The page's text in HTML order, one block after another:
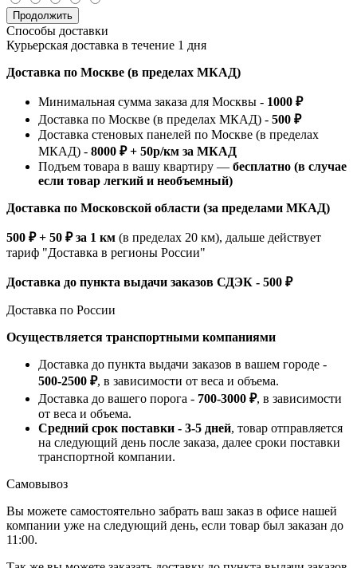
Продолжить
Способы доставки
Курьерская доставка в течение 1 дня
Доставка по Москве (в пределах МКАД)
Минимальная сумма заказа для Москвы - 1000 ₽
Доставка по Москве (в пределах МКАД) - 500 ₽
Доставка стеновых панелей по Москве (в пределах
МКАД) - 8000 ₽ + 50р/км за МКАД
Подъем товара в вашу квартиру — бесплатно (в случае
если товар легкий и необъемный)
Доставка по Московской области (за пределами МКАД)
500 ₽ + 50 ₽ за 1 км (в пределах 20 км), дальше действует
тариф "Доставка в регионы России"
Доставка до пункта выдачи заказов СДЭК - 500 ₽
Доставка по России
Осуществляется транспортными компаниями
Доставка до пункта выдачи заказов в вашем городе -
500-2500 ₽, в зависимости от веса и объема.
Доставка до вашего порога - 700-3000 ₽, в зависимости
от веса и объема.
Средний срок поставки - 3-5 дней, товар отправляется
на следующий день после заказа, далее сроки поставки
транспортной компании.
Самовывоз
Вы можете самостоятельно забрать ваш заказ в офисе нашей
компании уже на следующий день, если товар был заказан до
11:00.